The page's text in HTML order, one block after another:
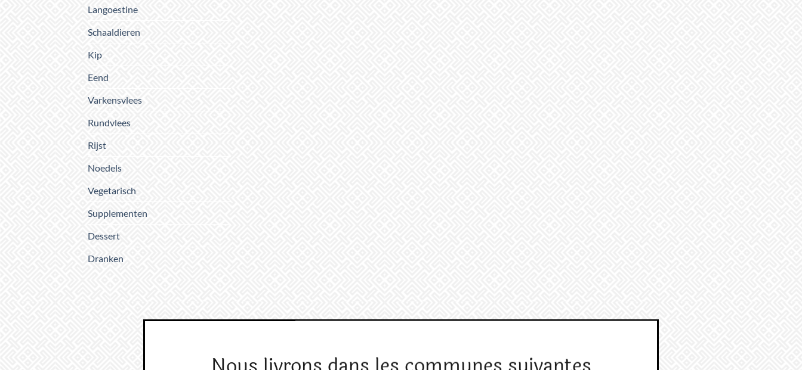
Langoestine
Schaaldieren
Kip
Eend
Varkensvlees
Rundvlees
Rijst
Noedels
Vegetarisch
Supplementen
Dessert
Dranken